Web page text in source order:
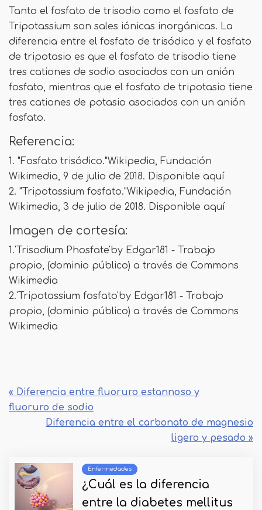
Tanto el fosfato de trisodio como el fosfato de
Tripotassium son sales iónicas inorgánicas. La
diferencia entre el fosfato de trisódico y el fosfato
de tripotasio es que el fosfato de trisodio tiene
tres cationes de sodio asociados con un anión
fosfato, mientras que el fosfato de tripotasio tiene
tres cationes de potasio asociados con un anión
fosfato.
Referencia:
1. "Fosfato trisódico."Wikipedia, Fundación
Wikimedia, 9 de julio de 2018. Disponible aquí
2. "Tripotassium fosfato."Wikipedia, Fundación
Wikimedia, 3 de julio de 2018. Disponible aquí
Imagen de cortesía:
1.'Trisodium Phosfate'by Edgar181 - Trabajo
propio, (dominio público) a través de Commons
Wikimedia
2.'Tripotassium fosfato'by Edgar181 - Trabajo
propio, (dominio público) a través de Commons
Wikimedia
« Diferencia entre fluoruro estannoso y
fluoruro de sodio
Diferencia entre el carbonato de magnesio
ligero y pesado »
Enfermedades
¿Cuál es la diferencia
entre la diabetes mellitus